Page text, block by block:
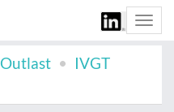
Outlast
IVGT